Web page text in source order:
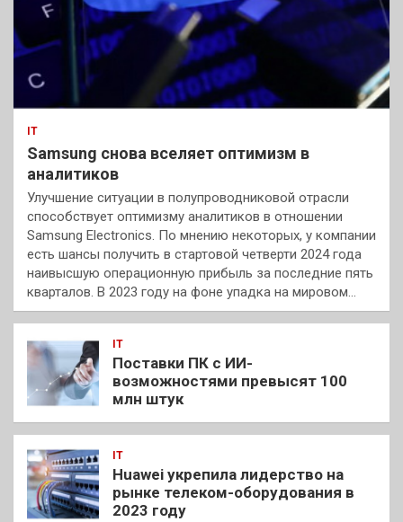
IT
Samsung снова вселяет оптимизм в
аналитиков
Улучшение ситуации в полупроводниковой отрасли
способствует оптимизму аналитиков в отношении
Samsung Electronics. По мнению некоторых, у компании
есть шансы получить в стартовой четверти 2024 года
наивысшую операционную прибыль за последние пять
кварталов. В 2023 году на фоне упадка на мировом…
IT
Поставки ПК с ИИ-
возможностями превысят 100
млн штук
IT
Huawei укрепила лидерство на
рынке телеком-оборудования в
2023 году